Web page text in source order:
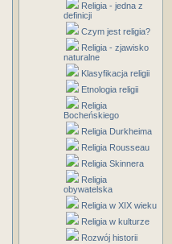
Religia - jedna z
definicji
Czym jest religia?
Religia - zjawisko
naturalne
Klasyfikacja religii
Etnologia religii
Religia
Bocheńskiego
Religia Durkheima
Religia Rousseau
Religia Skinnera
Religia
obywatelska
Religia w XIX wieku
Religia w kulturze
Rozwój historii